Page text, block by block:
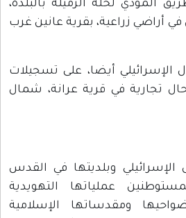
المؤدي لخلة الرميلة بالبلدة،
أراضي زراعية، بقرية عانين غرب
الإسرائيلي أيضا، على تسجيلات
تجارية في قرية عرانة، شمال
الإسرائيلي وبلديتها في القدس
عملياتها التهويدية
ومقدساتها الإسلامية